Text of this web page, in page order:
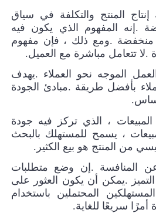
المنتج والتكلفة في سياق
.إنه المفهوم الذي يكون فيه
منخفضة .ومع ذلك ، فإن مفهوم
.لا تتعامل مباشرة مع العميل.
الموجه نحو العملاء .يهدف
بأفضل طريقة .مبادئ الجودة
.
، الذي تركز فيه جودة
، يسمح للمستهلك بالبحث
من المنتج هو بيع الكثير .
المنافسة . إن وضع متطلبات
.يمكن أن يكون العثور على
المحتملين باستخدام
أمرًا سريعًا للغاية.